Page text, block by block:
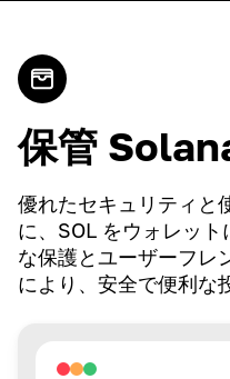
保管
優れたセキュリティと
に、SOL をウォレッ
な保護とユーザーフレ
により、安全で便利な